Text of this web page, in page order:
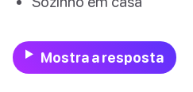
Mostra a resposta